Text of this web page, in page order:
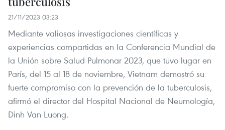
21/11/2023 03:23
Mediante valiosas investigaciones científicas y
experiencias compartidas en la Conferencia Mundial de
la Unión sobre Salud Pulmonar 2023, que tuvo lugar en
París, del 15 al 18 de noviembre, Vietnam demostró su
fuerte compromiso con la prevención de la tuberculosis,
afirmó el director del Hospital Nacional de Neumología,
Dinh Van Luong.